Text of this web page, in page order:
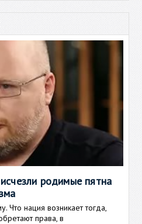
родимые пятна
Что нация возникает тогда,
права, в